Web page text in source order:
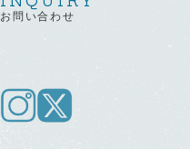
お問い合わせ